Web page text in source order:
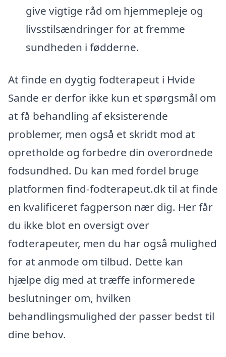
give vigtige råd om hjemmepleje og
livsstilsændringer for at fremme
sundheden i fødderne.
At finde en dygtig fodterapeut i Hvide
Sande er derfor ikke kun et spørgsmål om
at få behandling af eksisterende
problemer, men også et skridt mod at
opretholde og forbedre din overordnede
fodsundhed. Du kan med fordel bruge
platformen find-fodterapeut.dk til at finde
en kvalificeret fagperson nær dig. Her får
du ikke blot en oversigt over
fodterapeuter, men du har også mulighed
for at anmode om tilbud. Dette kan
hjælpe dig med at træffe informerede
beslutninger om, hvilken
behandlingsmulighed der passer bedst til
dine behov.